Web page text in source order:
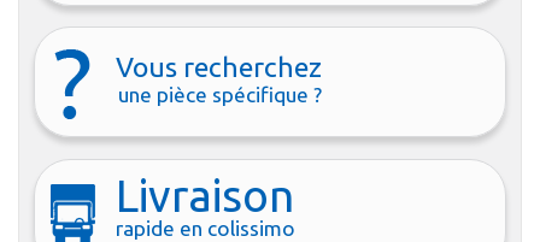
Vous recherchez
une pièce spécifique ?
Livraison
rapide en colissimo